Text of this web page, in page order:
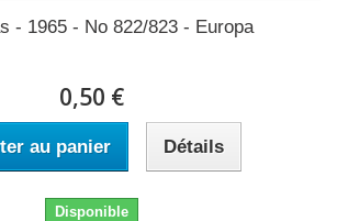
- 1965 - No 822/823 - Europa
0,50 €
au panier Détails
Disponible